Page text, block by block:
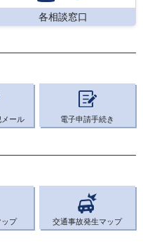
各相談窓口
ール 電子申請手続き
プ 交通事故発生マップ